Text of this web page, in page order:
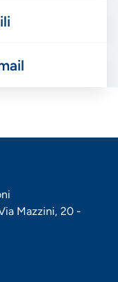
Mazzini, 20 -